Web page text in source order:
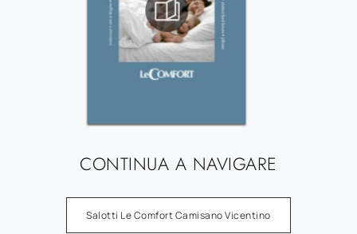
CONTINUA A NAVIGARE
Salotti Le Comfort Camisano Vicentino